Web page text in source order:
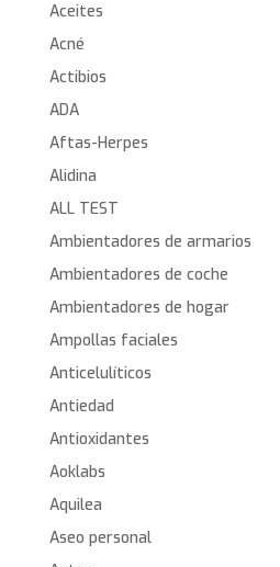
Aceites
Acné
Actibios
ADA
Aftas-Herpes
Alidina
ALL TEST
Ambientadores de armarios
Ambientadores de coche
Ambientadores de hogar
Ampollas faciales
Anticelulíticos
Antiedad
Antioxidantes
Aoklabs
Aquilea
Aseo personal